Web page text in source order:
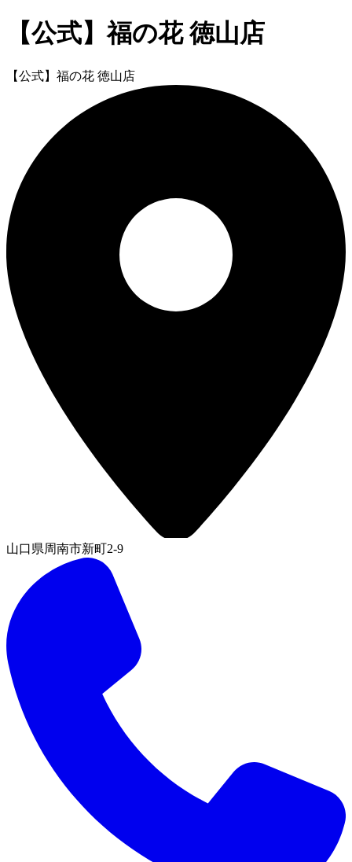
【公式】福の花 徳山店
【公式】福の花 徳山店
山口県周南市新町2-9